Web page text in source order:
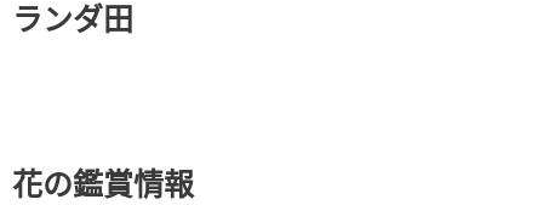
ランダ田
花の鑑賞情報